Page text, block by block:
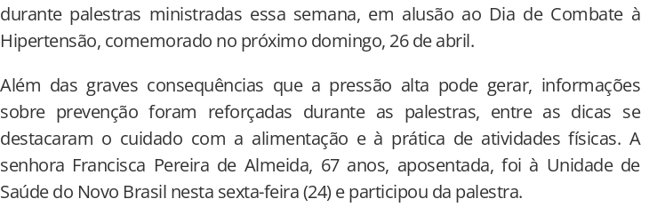
durante palestras ministradas essa semana, em alusão ao Dia de Combate à
Hipertensão, comemorado no próximo domingo, 26 de abril.
Além das graves consequências que a pressão alta pode gerar, informações
sobre prevenção foram reforçadas durante as palestras, entre as dicas se
destacaram o cuidado com a alimentação e à prática de atividades físicas. A
senhora Francisca Pereira de Almeida, 67 anos, aposentada, foi à Unidade de
Saúde do Novo Brasil nesta sexta-feira (24) e participou da palestra.